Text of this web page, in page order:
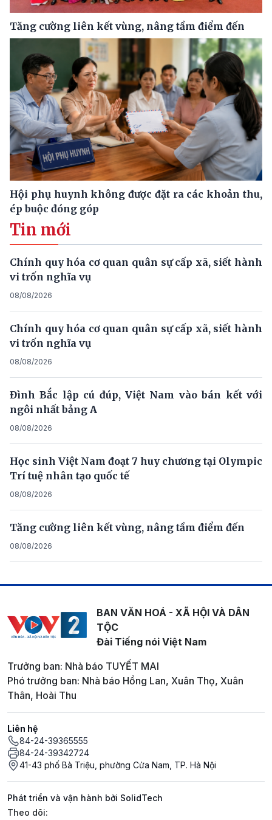
Tăng cường liên kết vùng, nâng tầm điểm đến
Hội phụ huynh không được đặt ra các khoản thu,
ép buộc đóng góp
Tin mới
Chính quy hóa cơ quan quân sự cấp xã, siết hành
vi trốn nghĩa vụ
08/08/2026
Chính quy hóa cơ quan quân sự cấp xã, siết hành
vi trốn nghĩa vụ
08/08/2026
Đình Bắc lập cú đúp, Việt Nam vào bán kết với
ngôi nhất bảng A
08/08/2026
Học sinh Việt Nam đoạt 7 huy chương tại Olympic
Trí tuệ nhân tạo quốc tế
08/08/2026
Tăng cường liên kết vùng, nâng tầm điểm đến
08/08/2026
BAN VĂN HOÁ - XÃ HỘI VÀ DÂN
TỘC
Đài Tiếng nói Việt Nam
Trưởng ban: Nhà báo TUYẾT MAI
Phó trưởng ban: Nhà báo Hồng Lan, Xuân Thọ, Xuân
Thân, Hoài Thu
Liên hệ
84-24-39365555
84-24-39342724
41-43 phố Bà Triệu, phường Cửa Nam, TP. Hà Nội
Phát triển và vận hành bởi SolidTech
Mạng xã hội
Theo dõi: